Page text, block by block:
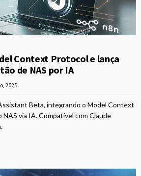
Context Protocol e lança
de NAS por IA
2025
Beta, integrando o Model Context
via IA. Compatível com Claude